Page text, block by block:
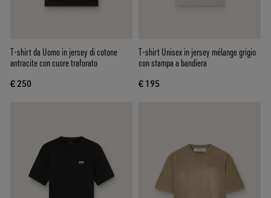
T-shirt da Uomo in jersey di cotone
antracite con cuore traforato
€ 250
T-shirt Unisex in jersey mélange grigio
con stampa a bandiera
€ 195